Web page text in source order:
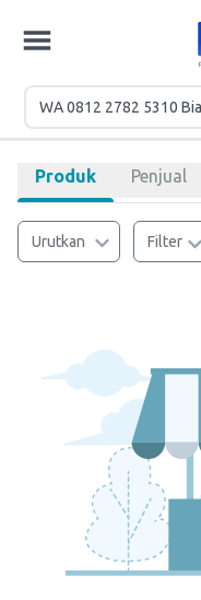
Produk Penjual
Urutkan Filter